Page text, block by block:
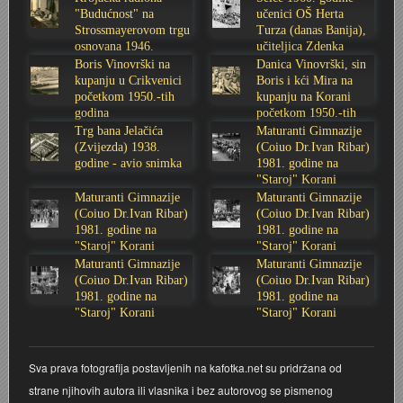
Stoljetna poplava 1939.
Tvornica potkivačkih čavala Mustad-Karlovac
Boksački klub Velebit
Bijelo dugme
Banija - poplava 4. 12. 1966.
Autobusna stanica na Korzu
Auto cross
AMD Zanatlija
Adamo klub
8. slet Bratstva i jedinstva 13. lipnja 1965. godine
Lovni i ribolovni turizam
Mala scena 1987. - Le Cinema
Mala scena Hrvatskog doma
Marina Perazić, Davor Tolja (Denis&Denis) i Edi
Maturanti Gimnazije 1988. godine
Motocross
NULA
Nepokoreni grad - Trojanski konj (epizoda)
Novogodišnje čestitke
PUNK
Zavjet Petra Grgeca - 1998.
Škola plivanja Patkica
Mimohod 23. kolovoza 1995.
Ekonomska škola - ratne godine
Dubravko Halovanić - Ratne godine
Crkva Sv. Doroteje - 1991.
Frizerski salon Gerber (Kopf) - utemeljen 1924.
Gimnazijska i Ekonomska zbornica - Igor Mihelić
INKASATOR
Karlovački fotograf Josip Žunić
Obitelj Klemenčić
Krešimir Botković - RAZGLEDNICE
Krešimir Perušić - Nogomet
KUD REČICA
Mery Berti - karlovačka Žuži
"Budućnost" na
Strossmayerovom trgu
osnovana 1946.
godine
učenici OŠ Herta
Turza (danas Banija),
učiteljica Zdenka
Sabolić
Boris Vinovrški na
kupanju u Crikvenici
početkom 1950.-tih
godina
Danica Vinovrški, sin
Boris i kći Mira na
kupanju na Korani
početkom 1950.-tih
godina
Trg bana Jelačića
(Zvijezda) 1938.
godine - avio snimka
Maturanti Gimnazije
(Coiuo Dr.Ivan Ribar)
1981. godine na
"Staroj" Korani
Maturanti Gimnazije
(Coiuo Dr.Ivan Ribar)
1981. godine na
"Staroj" Korani
Maturanti Gimnazije
(Coiuo Dr.Ivan Ribar)
1981. godine na
"Staroj" Korani
Maturanti Gimnazije
(Coiuo Dr.Ivan Ribar)
1981. godine na
"Staroj" Korani
Maturanti Gimnazije
(Coiuo Dr.Ivan Ribar)
1981. godine na
"Staroj" Korani
Sva prava fotografija postavljenih na kafotka.net su pridržana od
strane njihovih autora ili vlasnika i bez autorovog se pismenog